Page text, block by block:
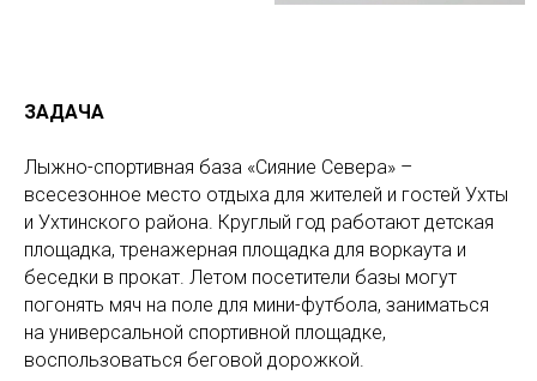
ЗАДАЧА
Лыжно-спортивная база «Сияние Севера» –
всесезонное место отдыха для жителей и гостей Ухты
и Ухтинского района. Круглый год работают детская
площадка, тренажерная площадка для воркаута и
беседки в прокат. Летом посетители базы могут
погонять мяч на поле для мини-футбола, заниматься
на универсальной спортивной площадке,
воспользоваться беговой дорожкой.